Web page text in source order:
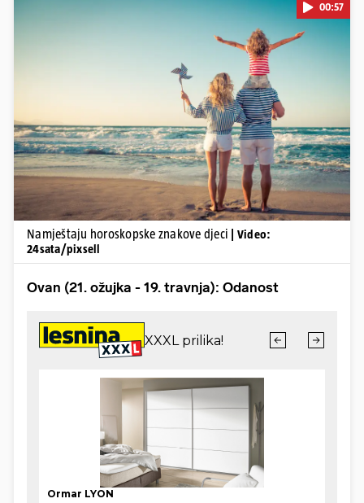
Pokretanje videa...
00:57
Namještaju horoskopske znakove djeci
| Video:
24sata/pixsell
Ovan (21. ožujka - 19. travnja): Odanost